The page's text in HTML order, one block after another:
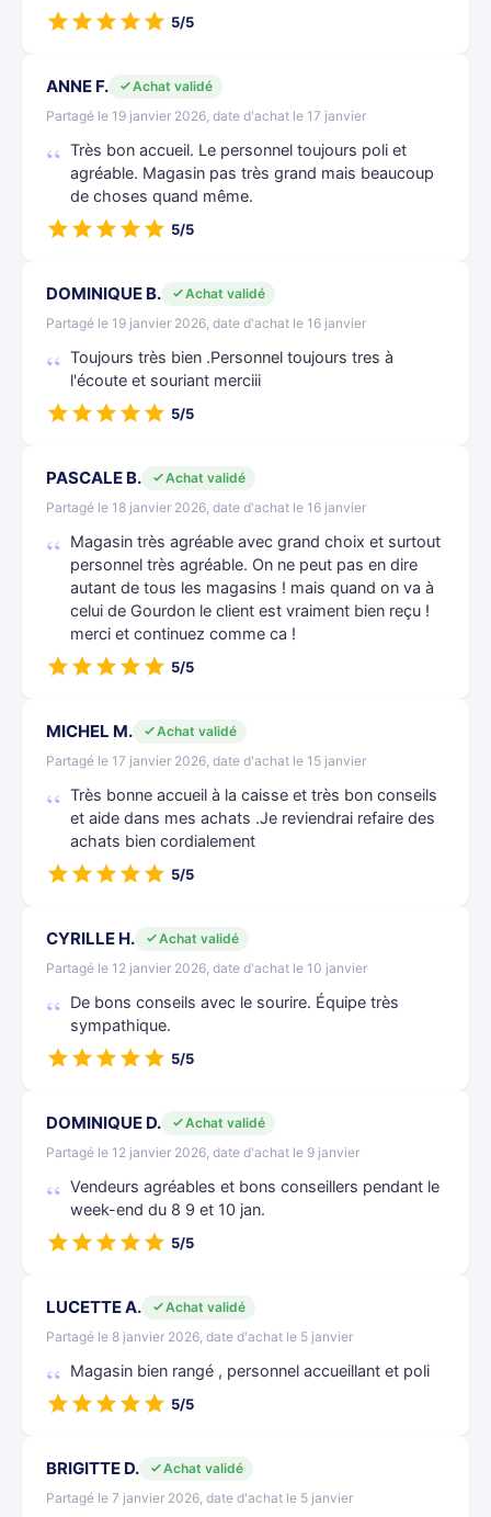
5/5
ANNE F.
Achat validé
Partagé le 19 janvier 2026, date d'achat le 17 janvier
Très bon accueil. Le personnel toujours poli et
agréable. Magasin pas très grand mais beaucoup
de choses quand même.
5/5
DOMINIQUE B.
Achat validé
Partagé le 19 janvier 2026, date d'achat le 16 janvier
Toujours très bien .Personnel toujours tres à
l'écoute et souriant merciii
5/5
PASCALE B.
Achat validé
Partagé le 18 janvier 2026, date d'achat le 16 janvier
Magasin très agréable avec grand choix et surtout
personnel très agréable. On ne peut pas en dire
autant de tous les magasins ! mais quand on va à
celui de Gourdon le client est vraiment bien reçu !
merci et continuez comme ca !
5/5
MICHEL M.
Achat validé
Partagé le 17 janvier 2026, date d'achat le 15 janvier
Très bonne accueil à la caisse et très bon conseils
et aide dans mes achats .Je reviendrai refaire des
achats bien cordialement
5/5
CYRILLE H.
Achat validé
Partagé le 12 janvier 2026, date d'achat le 10 janvier
De bons conseils avec le sourire. Équipe très
sympathique.
5/5
DOMINIQUE D.
Achat validé
Partagé le 12 janvier 2026, date d'achat le 9 janvier
Vendeurs agréables et bons conseillers pendant le
week-end du 8 9 et 10 jan.
5/5
LUCETTE A.
Achat validé
Partagé le 8 janvier 2026, date d'achat le 5 janvier
Magasin bien rangé , personnel accueillant et poli
5/5
BRIGITTE D.
Achat validé
Partagé le 7 janvier 2026, date d'achat le 5 janvier